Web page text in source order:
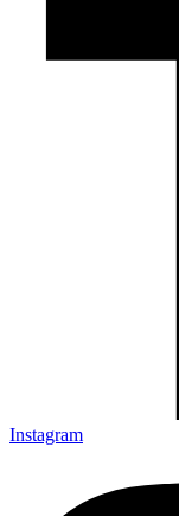
Instagram